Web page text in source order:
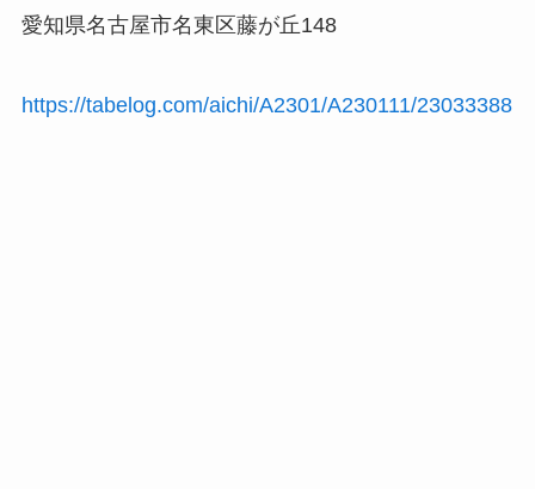
愛知県名古屋市名東区藤が丘148
https://tabelog.com/aichi/A2301/A230111/23033388